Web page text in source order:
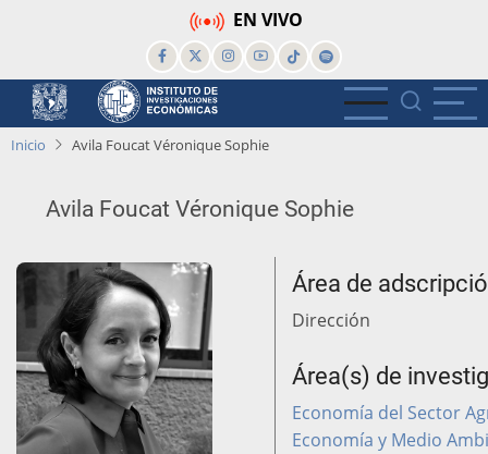
principal
EN VIVO
Inicio Avila Foucat Véronique Sophie
Avila Foucat Véronique Sophie
Área de
Dirección
Área(s) de
Economía del Sector
Economía y Medio